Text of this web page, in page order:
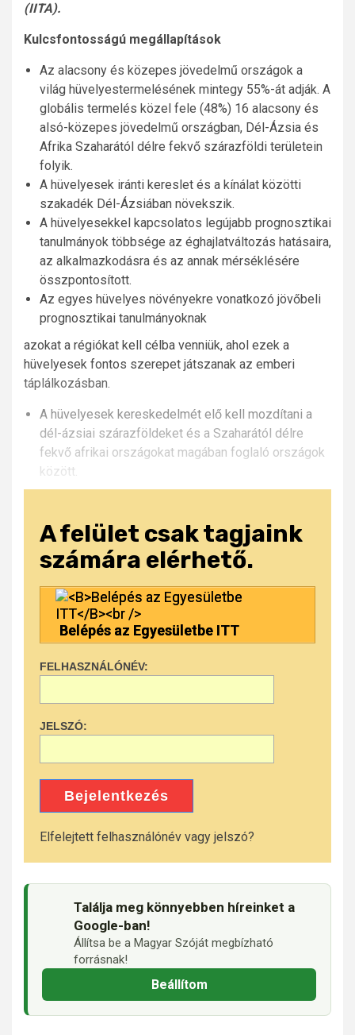
(IITA).
Kulcsfontosságú megállapítások
Az alacsony és közepes jövedelmű országok a
világ hüvelyestermelésének mintegy 55%-át adják. A
globális termelés közel fele (48%) 16 alacsony és
alsó-közepes jövedelmű országban, Dél-Ázsia és
Afrika Szaharától délre fekvő szárazföldi területein
folyik.
A hüvelyesek iránti kereslet és a kínálat közötti
szakadék Dél-Ázsiában növekszik.
A hüvelyesekkel kapcsolatos legújabb prognosztikai
tanulmányok többsége az éghajlatváltozás hatásaira,
az alkalmazkodásra és az annak mérséklésére
összpontosított.
Az egyes hüvelyes növényekre vonatkozó jövőbeli
prognosztikai tanulmányoknak
azokat a régiókat kell célba venniük, ahol ezek a
hüvelyesek fontos szerepet játszanak az emberi
táplálkozásban.
A hüvelyesek kereskedelmét elő kell mozdítani a
dél-ázsiai szárazföldeket és a Szaharától délre
fekvő afrikai országokat magában foglaló országok
között.
A felület csak tagjaink
számára elérhető.
Belépés az Egyesületbe ITT
FELHASZNÁLÓNÉV:
JELSZÓ:
Bejelentkezés
Elfelejtett felhasználónév vagy jelszó?
Találja meg könnyebben híreinket a
Google-ban!
Állítsa be a Magyar Szóját megbízható
forrásnak!
Beállítom